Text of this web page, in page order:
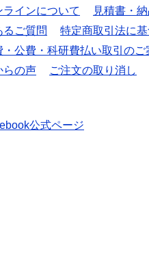
インについて
見積書・
るご質問
特定商取引法に
・公費・科研費払い取引のご
らの声 ご注文の取り消し
公式ページ